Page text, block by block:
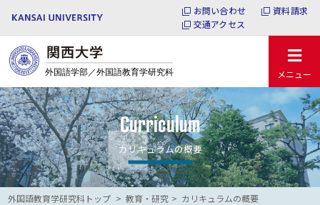
お問い合わせ
資料請求
交通アクセス
メニュー
Curriculum
カリキュラムの概要
外国語教育学研究科トップ 教育・研究 カリキュラムの概要